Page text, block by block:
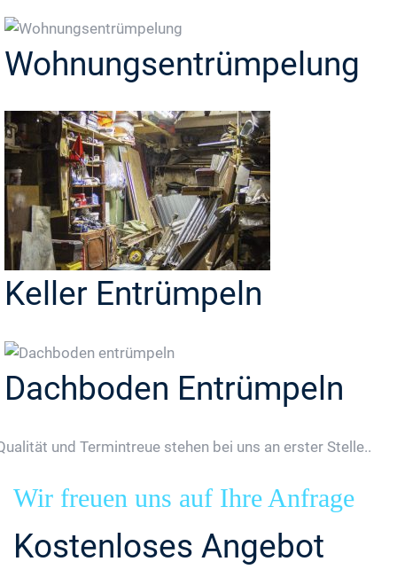
Wohnungsentrümpelung
Keller Entrümpeln
Dachboden Entrümpeln
und Termintreue stehen bei uns an erster Stelle..
Wir freuen uns auf Ihre Anfrage
Kostenloses Angebot